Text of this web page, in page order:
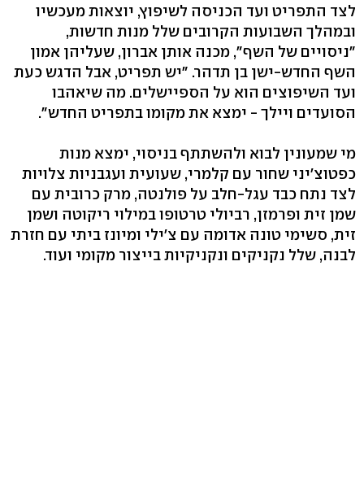
לצד התפריט ועד הכניסה לשיפוץ, יוצאות מעכשיו
ובמהלך השבועות הקרובים שלל מנות חדשות,
"ניסויים של השף", מכנה אותן אברון, שעליהן אמון
השף החדש-ישן בן תדהר. "יש תפריט, אבל הדגש כעת
ועד השיפוצים הוא על הספיישלים. מה שיאהבו
הסועדים ויילך - ימצא את מקומו בתפריט החדש".
מי שמעונין לבוא ולהשתתף בניסוי, ימצא מנות
כפטוצ'יני שחור עם קלמרי, שעועית ועגבניות צלויות
לצד נתח כבד עגל-חלב על פולנטה, מרק כרובית עם
שמן זית ופרמזן, רביולי טרטופו במילוי ריקוטה ושמן
זית, סשימי טונה אדומה עם צ'ילי ומיונז ביתי עם חזרת
לבנה, שלל נקניקים ונקניקיות בייצור מקומי ועוד.